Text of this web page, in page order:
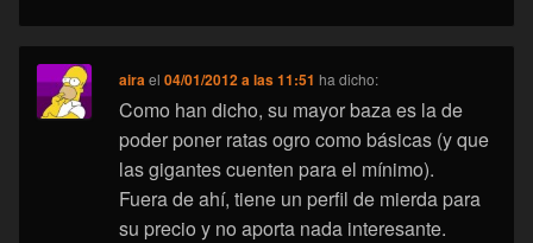
airael04/01/2012 a las 11:51 ha dicho:
Como han dicho, su mayor baza es la de
poder poner ratas ogro como básicas (y que
las gigantes cuenten para el mínimo).
Fuera de ahí, tiene un perfil de mierda para
su precio y no aporta nada interesante.